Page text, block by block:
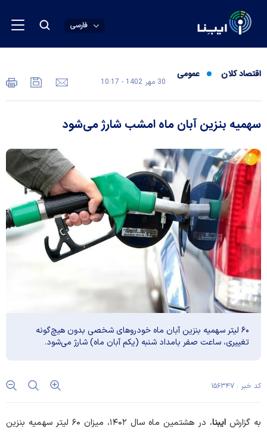
فارسی
اقتصاد کلان عمومی
30 مهر 1402 - 10:17
سهمیه بنزین آبان ماه امشب شارژ می‌شود
۶۰ لیتر سهمیه بنزین آبان ماه خودرو‌های شخصی بدون هیچ‌گونه
تغییری، ساعت صفر بامداد شنبه (یکم آبان ماه) شارژ می‌شود.
کد خبر : ۱۵۶۳۴۷
به گزارشایبنا
، در هشتمین ماه سال ۱۴۰۲، میزان ۶۰ لیتر سهمیه بنزین